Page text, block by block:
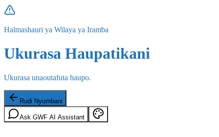
Halmashauri ya Wilaya ya Iramba
Ukurasa Haupatikani
Ukurasa unaoutafuta haupo.
Rudi Nyumbani
Ask GWF AI Assistant